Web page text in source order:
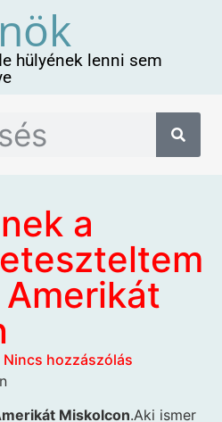
hülyének lenni sem
a
Amerikát
Nincs hozzászólás
Miskolcon.Aki ismer